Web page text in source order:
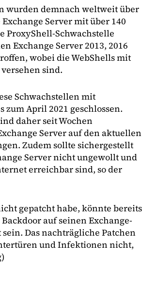
wurden demnach weltweit über
Server mit über 140
ProxyShell-Schwachstelle
Exchange Server 2013, 2016
wobei die WebShells mit
sind.
Schwachstellen mit
zum April 2021 geschlossen.
daher seit Wochen
Server auf den aktuellen
Zudem sollte sichergestellt
Server nicht ungewollt und
erreichbar sind, so der
gepatcht habe, könnte bereits
auf seinen Exchange-
Das nachträgliche Patchen
und Infektionen nicht,